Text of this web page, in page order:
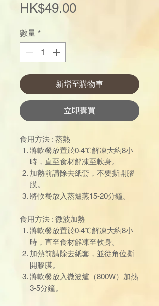
HK$49.00價
數量 *
新增至購物車
立即購買
食用方法 : 蒸熱
將軟餐放置於0-4℃解凍大約8小
時，直至食材解凍至軟身。
加熱前請除去紙套，不要撕開膠
膜。
將軟餐放入蒸爐蒸15-20分鐘。
食用方法 : 微波加熱
將軟餐放置於0-4℃解凍大約8小
時，直至食材解凍至軟身。
加熱前請除去紙套，並從角位撕
開膠膜。
將軟餐放入微波爐（800W）加熱
3-5分鐘。